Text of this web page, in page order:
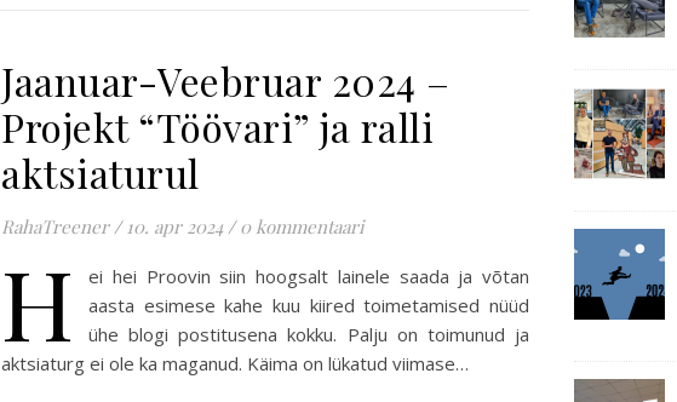
Jaanuar-Veebruar 2024 –
Projekt “Töövari” ja ralli
aktsiaturul
RahaTreener / 10. apr 2024 / 0 kommentaari
H
ei hei Proovin siin hoogsalt lainele saada ja võtan
aasta esimese kahe kuu kiired toimetamised nüüd
ühe blogi postitusena kokku. Palju on toimunud ja
aktsiaturg ei ole ka maganud. Käima on lükatud viimase…